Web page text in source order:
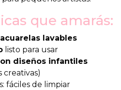
que amarás:
lavables
listo para usar
diseños infantiles
creativas)
fáciles de limpiar